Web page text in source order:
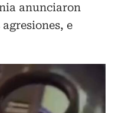
anunciaron
e